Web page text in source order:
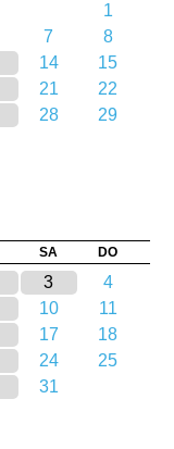
1
7
8
14
15
21
22
28
29
SA DO
3
4
10
11
17
18
24
25
31